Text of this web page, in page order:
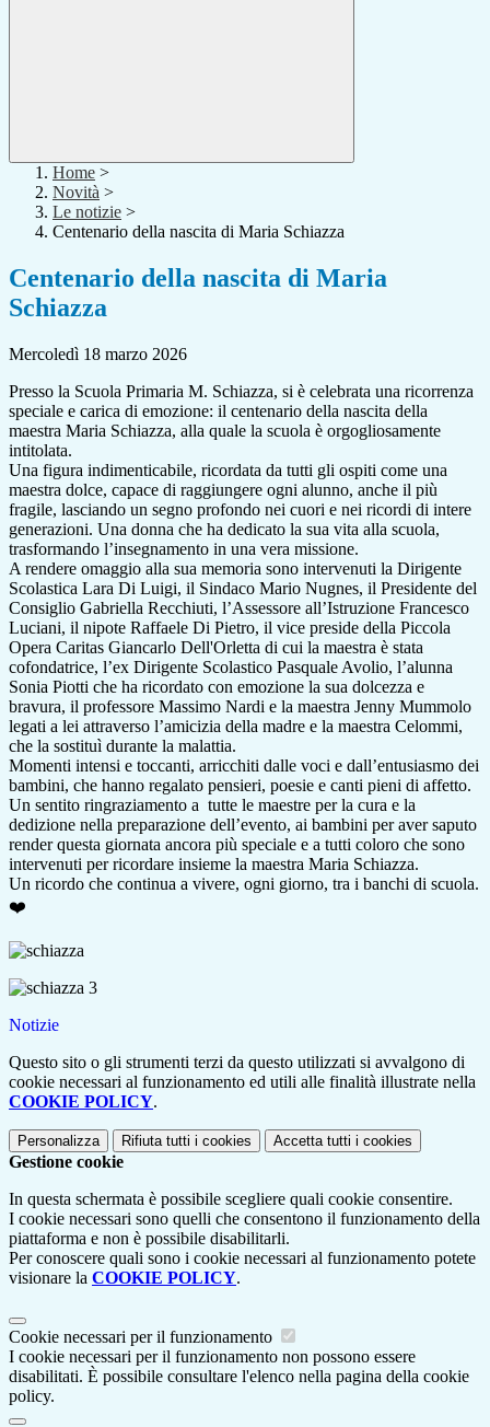
Home >
Novità >
Le notizie >
Centenario della nascita di Maria Schiazza
Centenario della nascita di Maria
Schiazza
Mercoledì 18 marzo 2026
Presso la Scuola Primaria M. Schiazza, si è celebrata una ricorrenza
speciale e carica di emozione: il centenario della nascita della
maestra Maria Schiazza, alla quale la scuola è orgogliosamente
intitolata.
Una figura indimenticabile, ricordata da tutti gli ospiti come una
maestra dolce, capace di raggiungere ogni alunno, anche il più
fragile, lasciando un segno profondo nei cuori e nei ricordi di intere
generazioni. Una donna che ha dedicato la sua vita alla scuola,
trasformando l’insegnamento in una vera missione.
A rendere omaggio alla sua memoria sono intervenuti la Dirigente
Scolastica Lara Di Luigi, il Sindaco Mario Nugnes, il Presidente del
Consiglio Gabriella Recchiuti, l’Assessore all’Istruzione Francesco
Luciani, il nipote Raffaele Di Pietro, il vice preside della Piccola
Opera Caritas Giancarlo Dell'Orletta di cui la maestra è stata
cofondatrice, l’ex Dirigente Scolastico Pasquale Avolio, l’alunna
Sonia Piotti che ha ricordato con emozione la sua dolcezza e
bravura, il professore Massimo Nardi e la maestra Jenny Mummolo
legati a lei attraverso l’amicizia della madre e la maestra Celommi,
che la sostituì durante la malattia.
Momenti intensi e toccanti, arricchiti dalle voci e dall’entusiasmo dei
bambini, che hanno regalato pensieri, poesie e canti pieni di affetto.
Un sentito ringraziamento a tutte le maestre per la cura e la
dedizione nella preparazione dell’evento, ai bambini per aver saputo
render questa giornata ancora più speciale e a tutti coloro che sono
intervenuti per ricordare insieme la maestra Maria Schiazza.
Un ricordo che continua a vivere, ogni giorno, tra i banchi di scuola.
❤️
Notizie
Questo sito o gli strumenti terzi da questo utilizzati si avvalgono di
cookie necessari al funzionamento ed utili alle finalità illustrate nella
COOKIE POLICY.
Personalizza Rifiuta tutti i cookies Accetta tutti i cookies
Gestione cookie
In questa schermata è possibile scegliere quali cookie consentire.
I cookie necessari sono quelli che consentono il funzionamento della
piattaforma e non è possibile disabilitarli.
Per conoscere quali sono i cookie necessari al funzionamento potete
visionare la COOKIE POLICY.
Cookie necessari per il funzionamento
I cookie necessari per il funzionamento non possono essere
disabilitati. È possibile consultare l'elenco nella pagina della cookie
policy.